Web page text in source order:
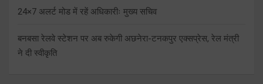
24×7 अलर्ट मोड में रहें अधिकारीः मुख्य सचिव
बनबसा रेलवे स्टेशन पर अब रुकेगी अछनेरा-टनकपुर एक्सप्रेस, रेल मंत्री
ने दी स्वीकृति